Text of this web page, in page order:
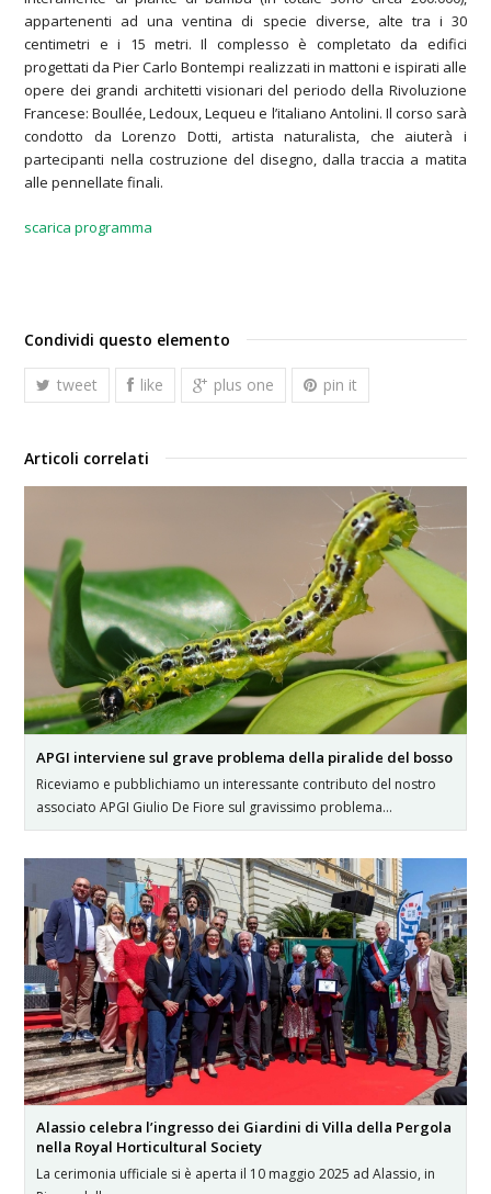
appartenenti ad una ventina di specie diverse, alte tra i 30
centimetri e i 15 metri. Il complesso è completato da edifici
progettati da Pier Carlo Bontempi realizzati in mattoni e ispirati alle
opere dei grandi architetti visionari del periodo della Rivoluzione
Francese: Boullée, Ledoux, Lequeu e l’italiano Antolini. Il corso sarà
condotto da Lorenzo Dotti, artista naturalista, che aiuterà i
partecipanti nella costruzione del disegno, dalla traccia a matita
alle pennellate finali.
scarica programma
Condividi questo elemento
tweet like plus one pin it
Articoli correlati
APGI interviene sul grave problema della piralide del bosso
Riceviamo e pubblichiamo un interessante contributo del nostro
associato APGI Giulio De Fiore sul gravissimo problema…
Alassio celebra l’ingresso dei Giardini di Villa della Pergola
nella Royal Horticultural Society
La cerimonia ufficiale si è aperta il 10 maggio 2025 ad Alassio, in